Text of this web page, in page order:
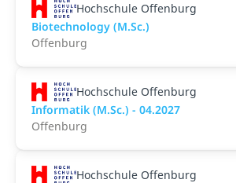
Hochschule Offenburg
Biotechnology (M.Sc.)
Offenburg
Hochschule Offenburg
Informatik (M.Sc.) - 04.2027
Offenburg
Hochschule Offenburg